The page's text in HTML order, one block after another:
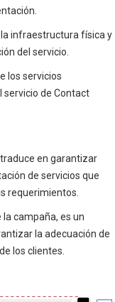
infraestructura física y
del servicio.
los servicios
servicio de Contact
en garantizar
de servicios que
requerimientos.
campaña, es un
la adecuación de
los clientes.